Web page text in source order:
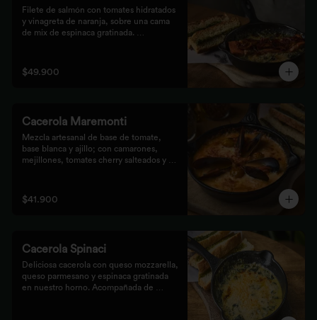
Filete de salmón con tomates hidratados
y vinagreta de naranja, sobre una cama
de mix de espinaca gratinada.
$49.900
Cacerola Maremonti
Mezcla artesanal de base de tomate,
base blanca y ajillo; con camarones,
mejillones, tomates cherry salteados y
pan focaccia con pesto verde rústico.
$41.900
Cacerola Spinaci
Deliciosa cacerola con queso mozzarella,
queso parmesano y espinaca gratinada
en nuestro horno. Acompañada de